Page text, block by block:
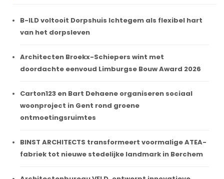
B-ILD voltooit Dorpshuis Ichtegem als flexibel hart
van het dorpsleven
Architecten Broekx-Schiepers wint met
doordachte eenvoud Limburgse Bouw Award 2026
Carton123 en Bart Dehaene organiseren sociaal
woonproject in Gent rond groene
ontmoetingsruimtes
BINST ARCHITECTS transformeert voormalige ATEA-
fabriek tot nieuwe stedelijke landmark in Berchem